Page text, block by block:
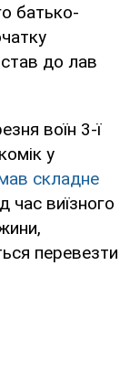
батько-
до лав
воїн 3-ї
у
складне
час виїзного
перевезти